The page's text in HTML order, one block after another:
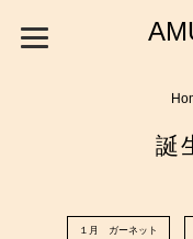
誕
１月 ガーネット